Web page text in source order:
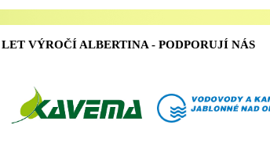
LET VÝROČÍ ALBERTINA - PODPORUJÍ NÁS